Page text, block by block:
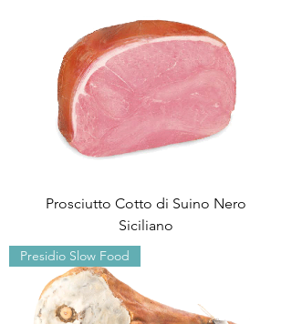
Prosciutto Cotto di Suino Nero
Siciliano
Presidio Slow Food